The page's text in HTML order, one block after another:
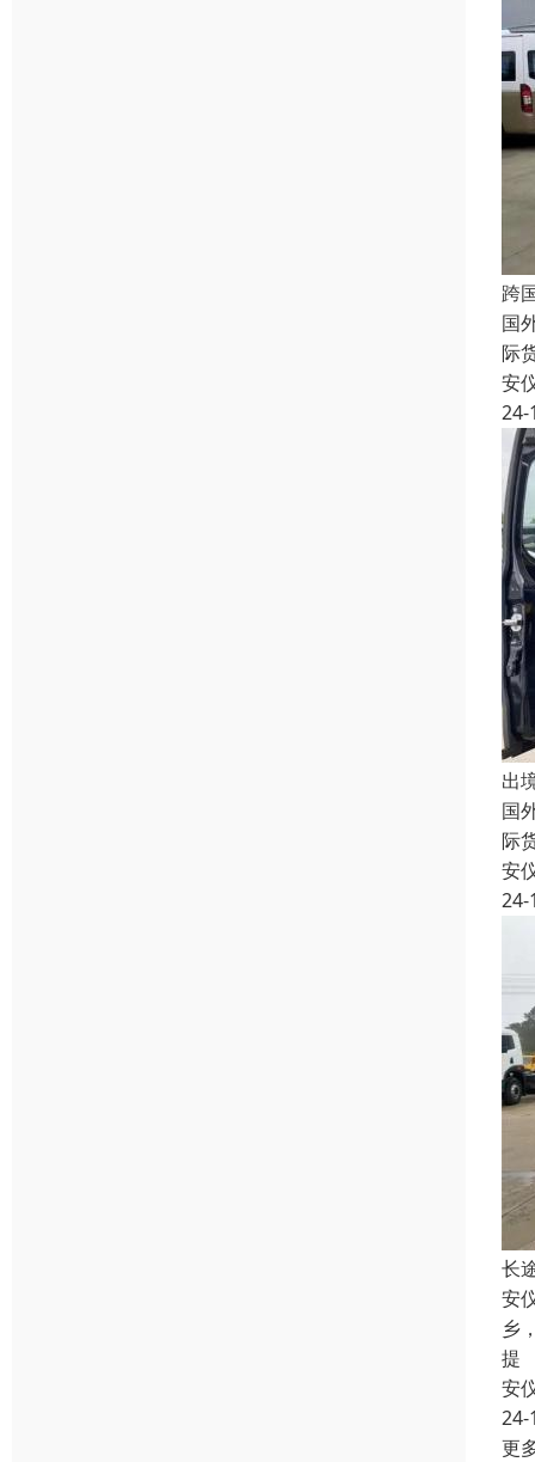
跨
国
际
安
24-
出
国
际
安
24-
长
安
乡
提
安
24-
更